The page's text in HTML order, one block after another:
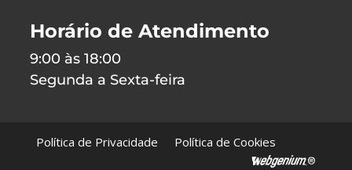
Horário de Atendimento
9:00 às 18:00
Segunda a Sexta-feira
Política de Privacidade Política de Cookies